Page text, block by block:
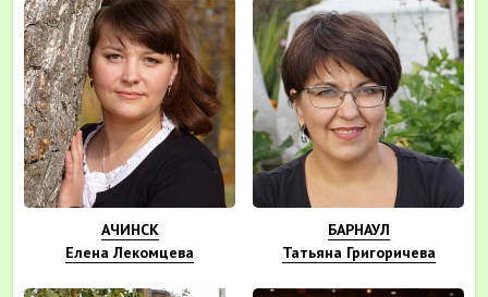
АЧИНСК
Елена Лекомцева
БАРНАУЛ
Татьяна Григоричева